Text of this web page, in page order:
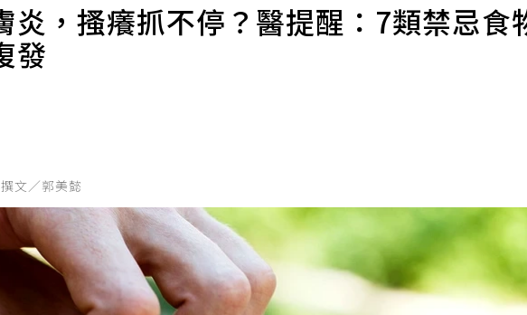
炎，搔癢抓不停？醫提醒：7類禁忌食
發
文／郭美懿